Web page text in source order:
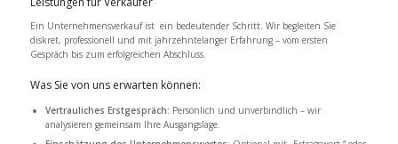
Ein Unternehmensverkauf ist ein bedeutender Schritt. Wir begleiten Sie
diskret, professionell und mit jahrzehntelanger Erfahrung – vom ersten
Gespräch bis zum erfolgreichen Abschluss.
Was Sie von uns erwarten können:
Vertrauliches Erstgespräch: Persönlich und unverbindlich – wir
analysieren gemeinsam Ihre Ausgangslage.